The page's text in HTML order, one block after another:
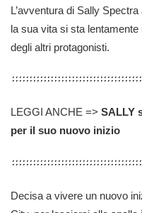
L’avventura di Sally
la sua vita si sta
degli altri protagonisti.
LEGGI ANCHE => SALLY
per il suo nuovo inizio
Decisa a vivere un nuovo